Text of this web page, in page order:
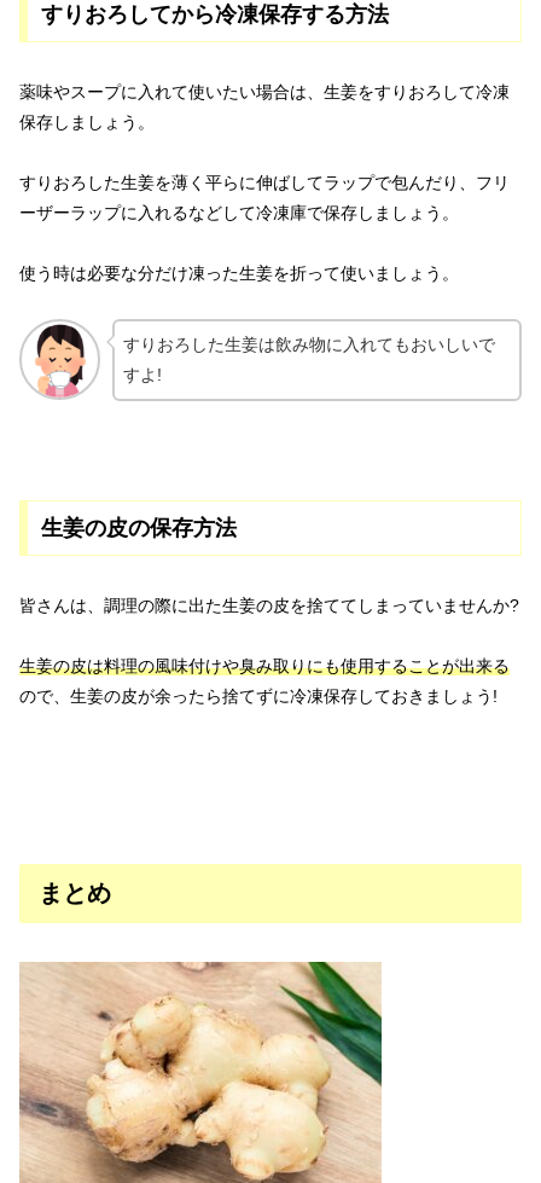
すりおろしてから冷凍保存する方法
薬味やスープに入れて使いたい場合は、生姜をすりおろして冷凍
保存しましょう。
すりおろした生姜を薄く平らに伸ばしてラップで包んだり、フリ
ーザーラップに入れるなどして冷凍庫で保存しましょう。
使う時は必要な分だけ凍った生姜を折って使いましょう。
すりおろした生姜は飲み物に入れてもおいしいで
すよ!
生姜の皮の保存方法
皆さんは、調理の際に出た生姜の皮を捨ててしまっていませんか?
生姜の皮は料理の風味付けや臭み取りにも使用することが出来る
ので、生姜の皮が余ったら捨てずに冷凍保存しておきましょう!
まとめ